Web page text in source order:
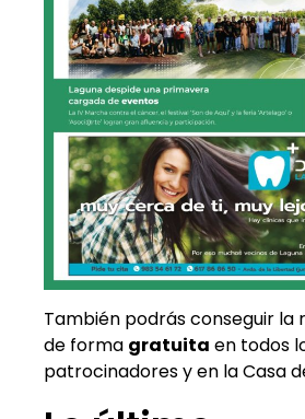
También podrás conseguir la
de forma gratuita en todos
patrocinadores y en la Casa